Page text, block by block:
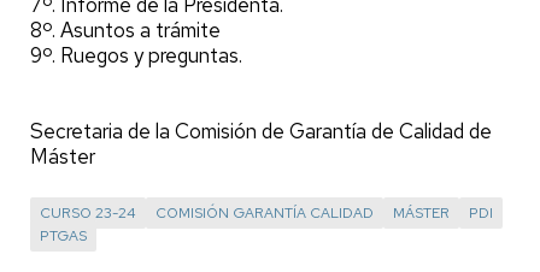
8º. Asuntos a trámite
9º. Ruegos y preguntas.
Secretaria de la Comisión de Garantía de Calidad de
Máster
CURSO 23-24 COMISIÓN GARANTÍA CALIDAD MÁSTER
PDI
PTGAS